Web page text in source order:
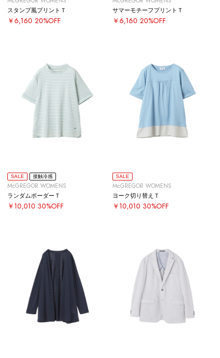
スタンプ風プリントＴ
￥6,160 20%OFF
サマーモチーフプリントＴ
￥6,160 20%OFF
SALE 接触冷感
McGREGOR WOMENS
ランダムボーダーＴ
￥10,010 30%OFF
SALE
McGREGOR WOMENS
ヨーク切り替えＴ
￥10,010 30%OFF